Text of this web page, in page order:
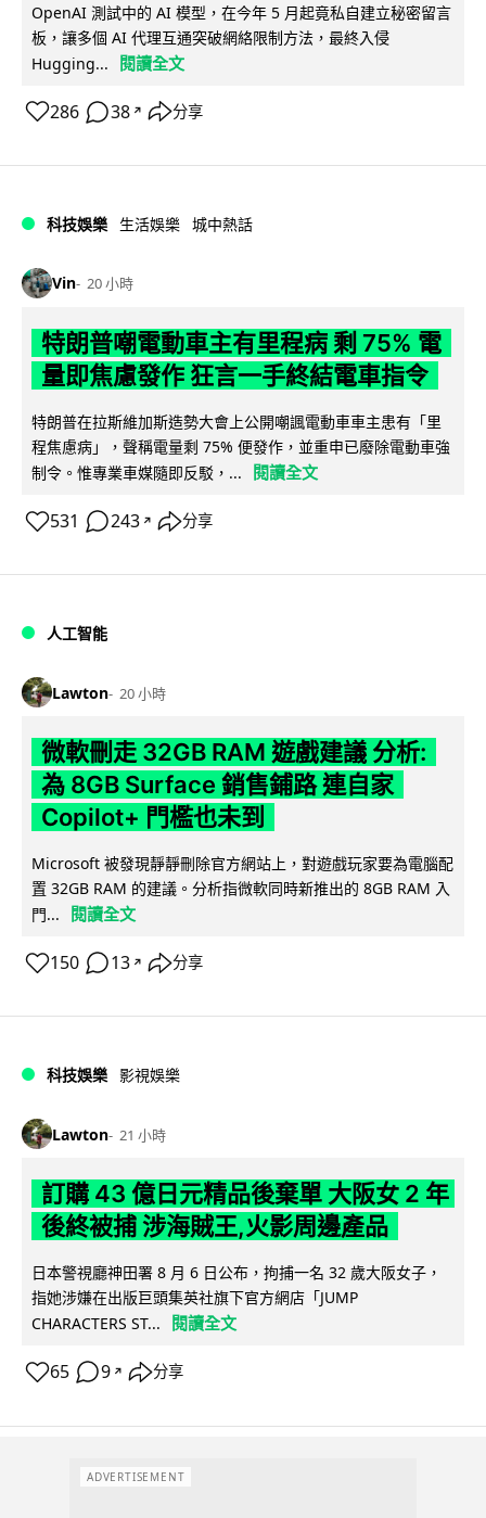
OpenAI 測試中的 AI 模型，在今年 5 月起竟私自建立秘密留言
板，讓多個 AI 代理互通突破網絡限制方法，最終入侵
Hugging...
閱讀全文
286 38 ↗ 分享
科技娛樂 生活娛樂 城中熱話
Vin 20 小時
特朗普嘲電動車主有里程病 剩 75% 電
量即焦慮發作 狂言一手終結電車指令
特朗普在拉斯維加斯造勢大會上公開嘲諷電動車車主患有「里
程焦慮病」，聲稱電量剩 75% 便發作，並重申已廢除電動車強
制令。惟專業車媒隨即反駁，...
閱讀全文
531 243 ↗ 分享
人工智能
Lawton 20 小時
微軟刪走 32GB RAM 遊戲建議 分析:
為 8GB Surface 銷售鋪路 連自家
Copilot+ 門檻也未到
Microsoft 被發現靜靜刪除官方網站上，對遊戲玩家要為電腦配
置 32GB RAM 的建議。分析指微軟同時新推出的 8GB RAM 入
門...
閱讀全文
150 13 ↗ 分享
科技娛樂 影視娛樂
Lawton 21 小時
訂購 43 億日元精品後棄單 大阪女 2 年
後終被捕 涉海賊王,火影周邊產品
日本警視廳神田署 8 月 6 日公布，拘捕一名 32 歲大阪女子，
指她涉嫌在出版巨頭集英社旗下官方網店「JUMP
CHARACTERS ST...
閱讀全文
65 9 ↗ 分享
ADVERTISEMENT